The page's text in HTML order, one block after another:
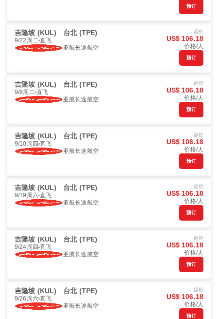
预订
吉隆坡 (KUL) 台北 (TPE)
9/22周二 直飞
亚航长途航空
起价
US$ 106.18
价格/人
预订
吉隆坡 (KUL) 台北 (TPE)
9/8周二 直飞
亚航长途航空
起价
US$ 106.18
价格/人
预订
吉隆坡 (KUL) 台北 (TPE)
9/10周四 直飞
亚航长途航空
起价
US$ 106.18
价格/人
预订
吉隆坡 (KUL) 台北 (TPE)
9/19周六 直飞
亚航长途航空
起价
US$ 106.18
价格/人
预订
吉隆坡 (KUL) 台北 (TPE)
9/24周四 直飞
亚航长途航空
起价
US$ 106.18
价格/人
预订
吉隆坡 (KUL) 台北 (TPE)
9/26周六 直飞
亚航长途航空
起价
US$ 106.18
价格/人
预订